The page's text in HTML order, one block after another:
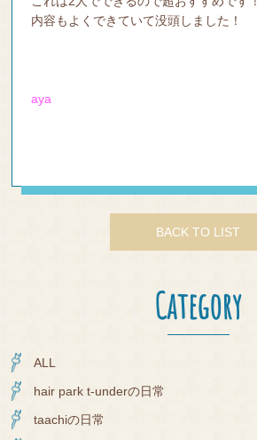
内容もよくできていて没頭しました！
aya
BACK TO LIST
Category
ALL
hair park t-underの日常
taachiの日常